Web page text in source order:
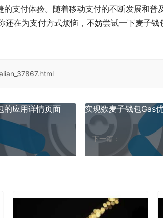
支付体验。随着移动支付的不断发展和普
还在为支付方式烦恼，不妨尝试一下麦子
的应用详情页面
下一篇：
实现数麦子钱包Gas